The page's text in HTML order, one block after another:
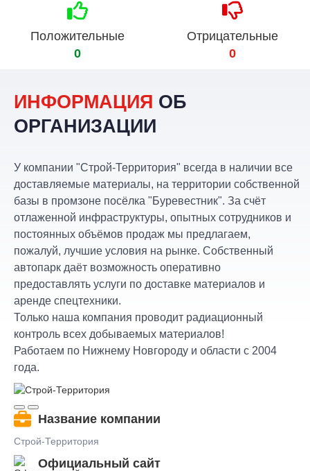
Положительные
0
Отрицательные
0
ИНФОРМАЦИЯ ОБ
ОРГАНИЗАЦИИ
У компании "Строй-Территория" всегда в наличии все
доставляемые материалы, на территории собственной
базы в промзоне посёлка "Буревестник". За счёт
отлаженной инфраструктуры, опытных сотрудников и
постоянных объёмов продаж мы предлагаем,
пожалуй, лучшие условия на рынке. Собственный
автопарк даёт возможность оперативно
предоставлять услуги по доставке материалов и
аренде спецтехники.
Только наша компания проводит радиационный
контроль всех добываемых материалов!
Работаем по Нижнему Новгороду и области с 2004
года.
Название компании
Строй-Территория
Официальный сайт